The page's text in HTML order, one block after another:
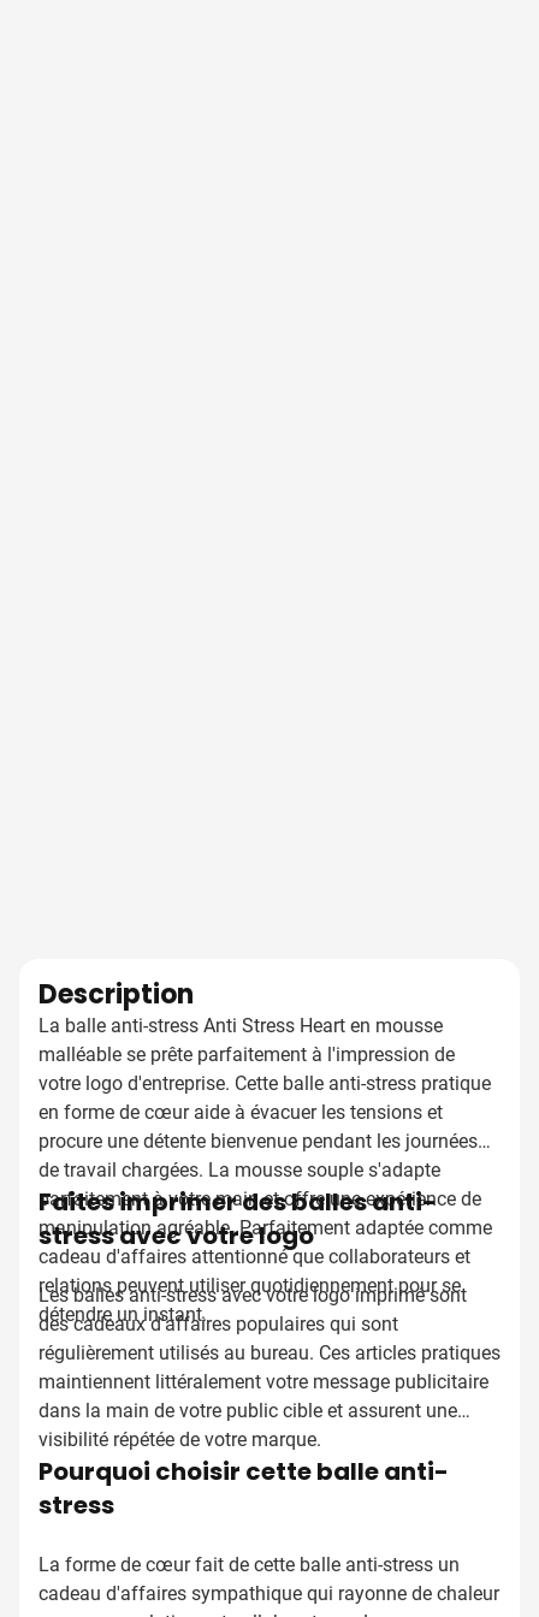
Description
La balle anti-stress Anti Stress Heart en mousse
malléable se prête parfaitement à l'impression de
votre logo d'entreprise. Cette balle anti-stress pratique
en forme de cœur aide à évacuer les tensions et
procure une détente bienvenue pendant les journées
de travail chargées. La mousse souple s'adapte
parfaitement à votre main et offre une expérience de
manipulation agréable. Parfaitement adaptée comme
cadeau d'affaires attentionné que collaborateurs et
relations peuvent utiliser quotidiennement pour se
détendre un instant.
Faites imprimer des balles anti-
stress avec votre logo
Les balles anti-stress avec votre logo imprimé sont
des cadeaux d'affaires populaires qui sont
régulièrement utilisés au bureau. Ces articles pratiques
maintiennent littéralement votre message publicitaire
dans la main de votre public cible et assurent une
visibilité répétée de votre marque.
Pourquoi choisir cette balle anti-
stress
La forme de cœur fait de cette balle anti-stress un
cadeau d'affaires sympathique qui rayonne de chaleur